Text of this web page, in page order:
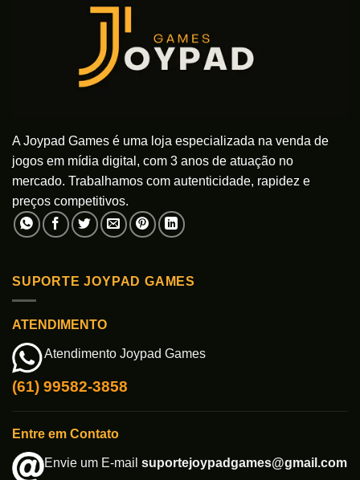
A Joypad Games é uma loja especializada na venda de
jogos em mídia digital, com 3 anos de atuação no
mercado. Trabalhamos com autenticidade, rapidez e
preços competitivos.
SUPORTE JOYPAD GAMES
ATENDIMENTO
Atendimento Joypad Games
(61) 99582-3858
Entre em Contato
Envie um E-mail suportejoypadgames@gmail.com